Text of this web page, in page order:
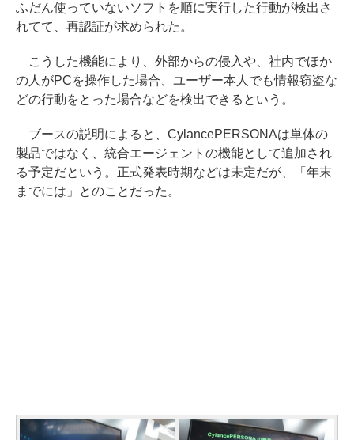
ふだん使っていないソフトを順に実行した行動が検出さ
れてて、再認証が求められた。
こうした機能により、外部からの侵入や、社内でほか
の人がPCを操作した場合、ユーザー本人でも情報窃盗な
どの行動をとった場合などを検出できるという。
ブースの説明によると、CylancePERSONAは単体の
製品ではなく、統合エージェントの機能として追加され
る予定だという。正式発表時期などは未定だが、「年末
までには」とのことだった。